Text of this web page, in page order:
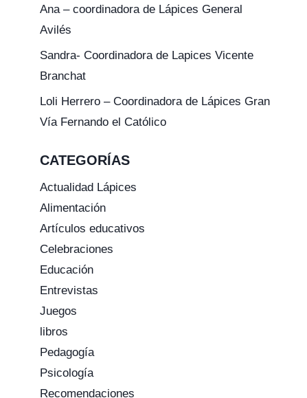
Ana – coordinadora de Lápices General
Avilés
Sandra- Coordinadora de Lapices Vicente
Branchat
Loli Herrero – Coordinadora de Lápices Gran
Vía Fernando el Católico
CATEGORÍAS
Actualidad Lápices
Alimentación
Artículos educativos
Celebraciones
Educación
Entrevistas
Juegos
libros
Pedagogía
Psicología
Recomendaciones